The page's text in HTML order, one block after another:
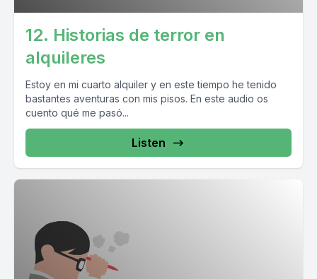
12. Historias de terror en
alquileres
Estoy en mi cuarto alquiler y en este tiempo he tenido
bastantes aventuras con mis pisos. En este audio os
cuento qué me pasó...
Listen